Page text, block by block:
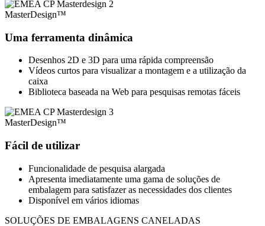
MasterDesign™
Uma ferramenta dinâmica
Desenhos 2D e 3D para uma rápida compreensão
Vídeos curtos para visualizar a montagem e a utilização da
caixa
Biblioteca baseada na Web para pesquisas remotas fáceis
MasterDesign™
Fácil de utilizar
Funcionalidade de pesquisa alargada
Apresenta imediatamente uma gama de soluções de
embalagem para satisfazer as necessidades dos clientes
Disponível em vários idiomas
SOLUÇÕES DE EMBALAGENS CANELADAS